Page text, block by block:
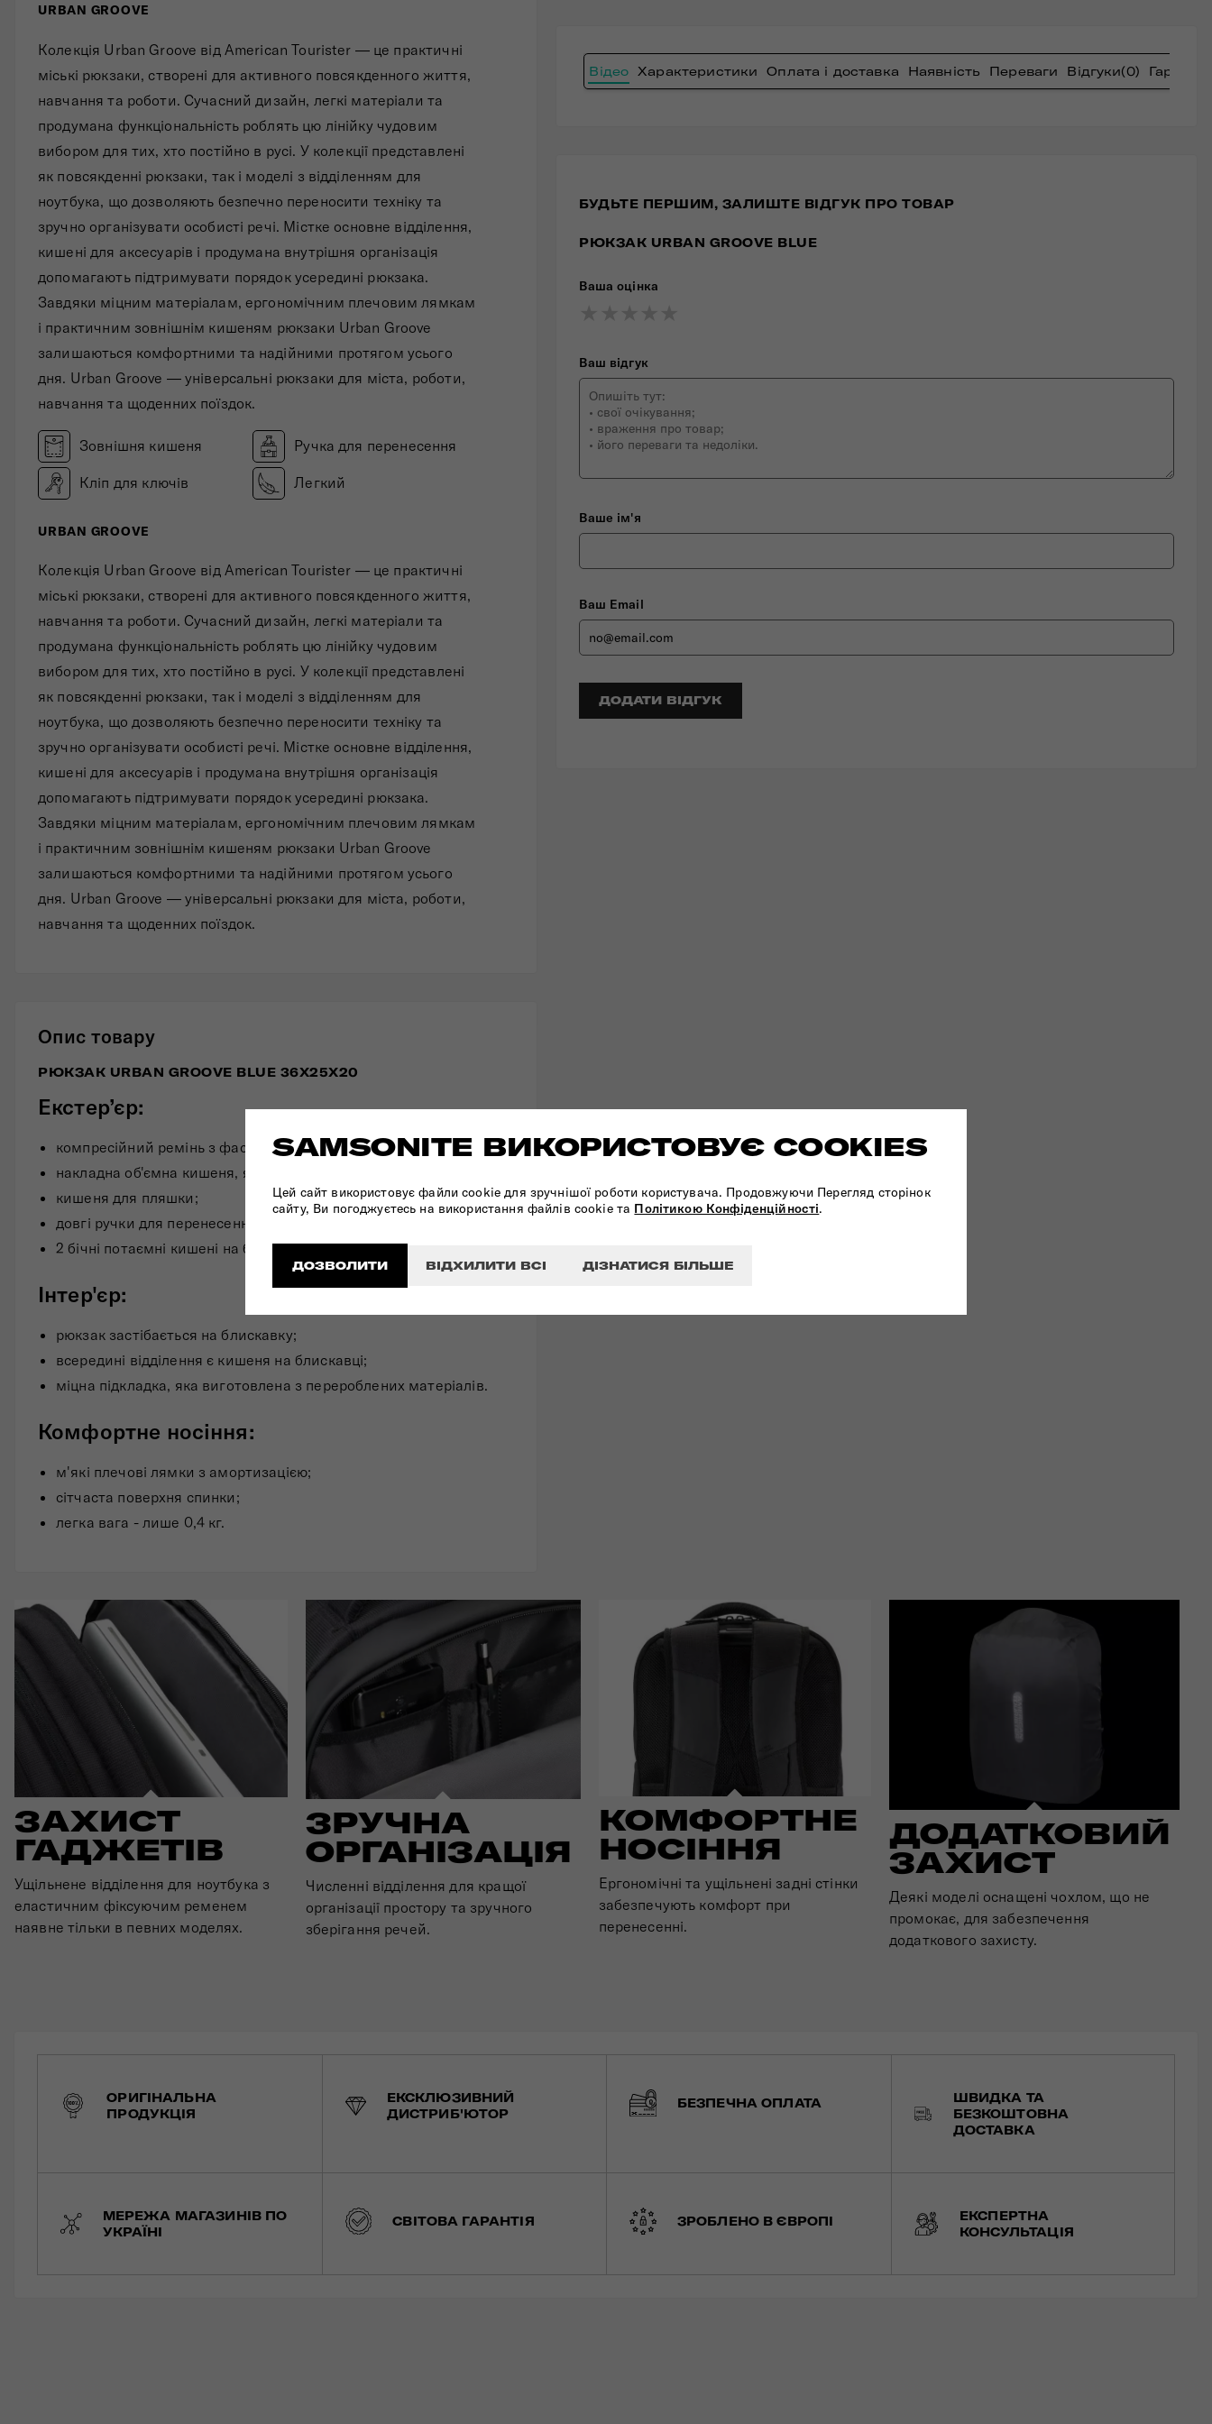
Дивитись все
SAMSONITE ВИКОРИСТОВУЄ COOKIES
Цей сайт використовує файли cookie для зручнішої роботи користувача. Продовжуючи Перегляд сторінок
сайту, Ви погоджуєтесь на використання файлів cookie та Політикою Конфіденційності.
ДОЗВОЛИТИ ВІДХИЛИТИ ВСІ ДІЗНАТИСЯ БІЛЬШЕ
URBAN GROOVE
Колекція Urban Groove від American Tourister — це практичні
міські рюкзаки, створені для активного повсякденного життя,
навчання та роботи. Сучасний дизайн, легкі матеріали та
продумана функціональність роблять цю лінійку чудовим
вибором для тих, хто постійно в русі. У колекції представлені
як повсякденні рюкзаки, так і моделі з відділенням для
ноутбука, що дозволяють безпечно переносити техніку та
зручно організувати особисті речі. Містке основне відділення,
кишені для аксесуарів і продумана внутрішня організація
допомагають підтримувати порядок усередині рюкзака.
Завдяки міцним матеріалам, ергономічним плечовим лямкам
і практичним зовнішнім кишеням рюкзаки Urban Groove
залишаються комфортними та надійними протягом усього
дня. Urban Groove — універсальні рюкзаки для міста, роботи,
навчання та щоденних поїздок.
Зовнішня кишеня Ручка для перенесення
Кліп для ключів Легкий
URBAN GROOVE
Колекція Urban Groove від American Tourister — це практичні
міські рюкзаки, створені для активного повсякденного життя,
навчання та роботи. Сучасний дизайн, легкі матеріали та
продумана функціональність роблять цю лінійку чудовим
вибором для тих, хто постійно в русі. У колекції представлені
як повсякденні рюкзаки, так і моделі з відділенням для
ноутбука, що дозволяють безпечно переносити техніку та
зручно організувати особисті речі. Містке основне відділення,
кишені для аксесуарів і продумана внутрішня організація
допомагають підтримувати порядок усередині рюкзака.
Завдяки міцним матеріалам, ергономічним плечовим лямкам
і практичним зовнішнім кишеням рюкзаки Urban Groove
залишаються комфортними та надійними протягом усього
дня. Urban Groove — універсальні рюкзаки для міста, роботи,
навчання та щоденних поїздок.
Опис товару
РЮКЗАК URBAN GROOVE BLUE 36X25X20
Екстер’єр:
компресійний ремінь з фастексом
накладна об'ємна кишеня, яка застібається на блискавку;
кишеня для пляшки;
довгі ручки для перенесення з фіксатором;
2 бічні потаємні кишені на блискавці.
Інтер'єр:
рюкзак застібається на блискавку;
всередині відділення є кишеня на блискавці;
міцна підкладка, яка виготовлена з перероблених матеріалів.
Комфортне носіння:
м'які плечові лямки з амортизацією;
сітчаста поверхня спинки;
легка вага - лише 0,4 кг.
Відео Характеристики Оплата і доставка Наявність Переваги Відгуки(0) Гарантія
БУДЬТЕ ПЕРШИМ, ЗАЛИШТЕ ВІДГУК ПРО ТОВАР
РЮКЗАК URBAN GROOVE BLUE
Ваша оцінка
Ваш відгук
Ваше ім'я
Ваш Email
ДОДАТИ ВІДГУК
ЗАХИСТ
ГАДЖЕТІВ
Ущільнене відділення для ноутбука з
еластичним фіксуючим ременем
наявне тільки в певних моделях.
ЗРУЧНА
ОРГАНІЗАЦІЯ
Численні відділення для кращої
організації простору та зручного
зберігання речей.
КОМФОРТНЕ
НОСІННЯ
Ергономічні та ущільнені задні стінки
забезпечують комфорт при
перенесенні.
ДОДАТКОВИЙ
ЗАХИСТ
Деякі моделі оснащені чохлом, що не
промокає, для забезпечення
додаткового захисту.
ОРИГІНАЛЬНА
ПРОДУКЦІЯ
ЕКСКЛЮЗИВНИЙ
ДИСТРИБ'ЮТОР
БЕЗПЕЧНА ОПЛАТА
ШВИДКА ТА
БЕЗКОШТОВНА
ДОСТАВКА
МЕРЕЖА МАГАЗИНІВ ПО
УКРАЇНІ
СВІТОВА ГАРАНТІЯ ЗРОБЛЕНО В ЄВРОПІ
ЕКСПЕРТНА
КОНСУЛЬТАЦІЯ